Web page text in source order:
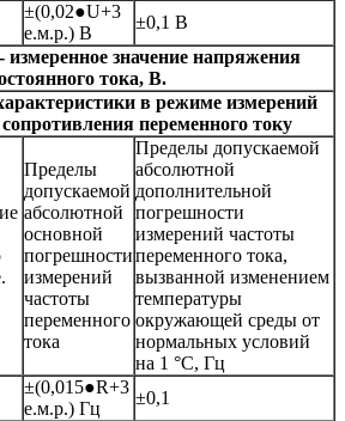
±(0,02●U+3
е.м.р.) В
±0,1 В
значение напряжения
тока, В.
в режиме измерений
переменного току
Пределы
допускаемой
абсолютной
основной
погрешности
измерений
частоты
переменного
тока
Пределы допускаемой
абсолютной
дополнительной
погрешности
измерений частоты
переменного тока,
вызванной изменением
температуры
окружающей среды от
нормальных условий
на 1 °С, Гц
±(0,015●R+3
е.м.р.) Гц
±0,1